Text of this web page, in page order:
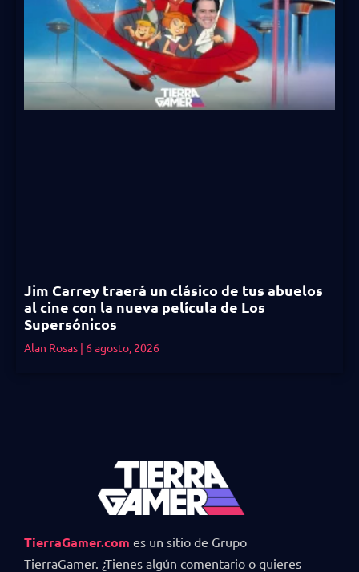
Jim Carrey traerá un clásico de tus abuelos
al cine con la nueva película de Los
Supersónicos
Alan Rosas 6 agosto, 2026
TierraGamer.com es un sitio de Grupo
TierraGamer. ¿Tienes algún comentario o quieres